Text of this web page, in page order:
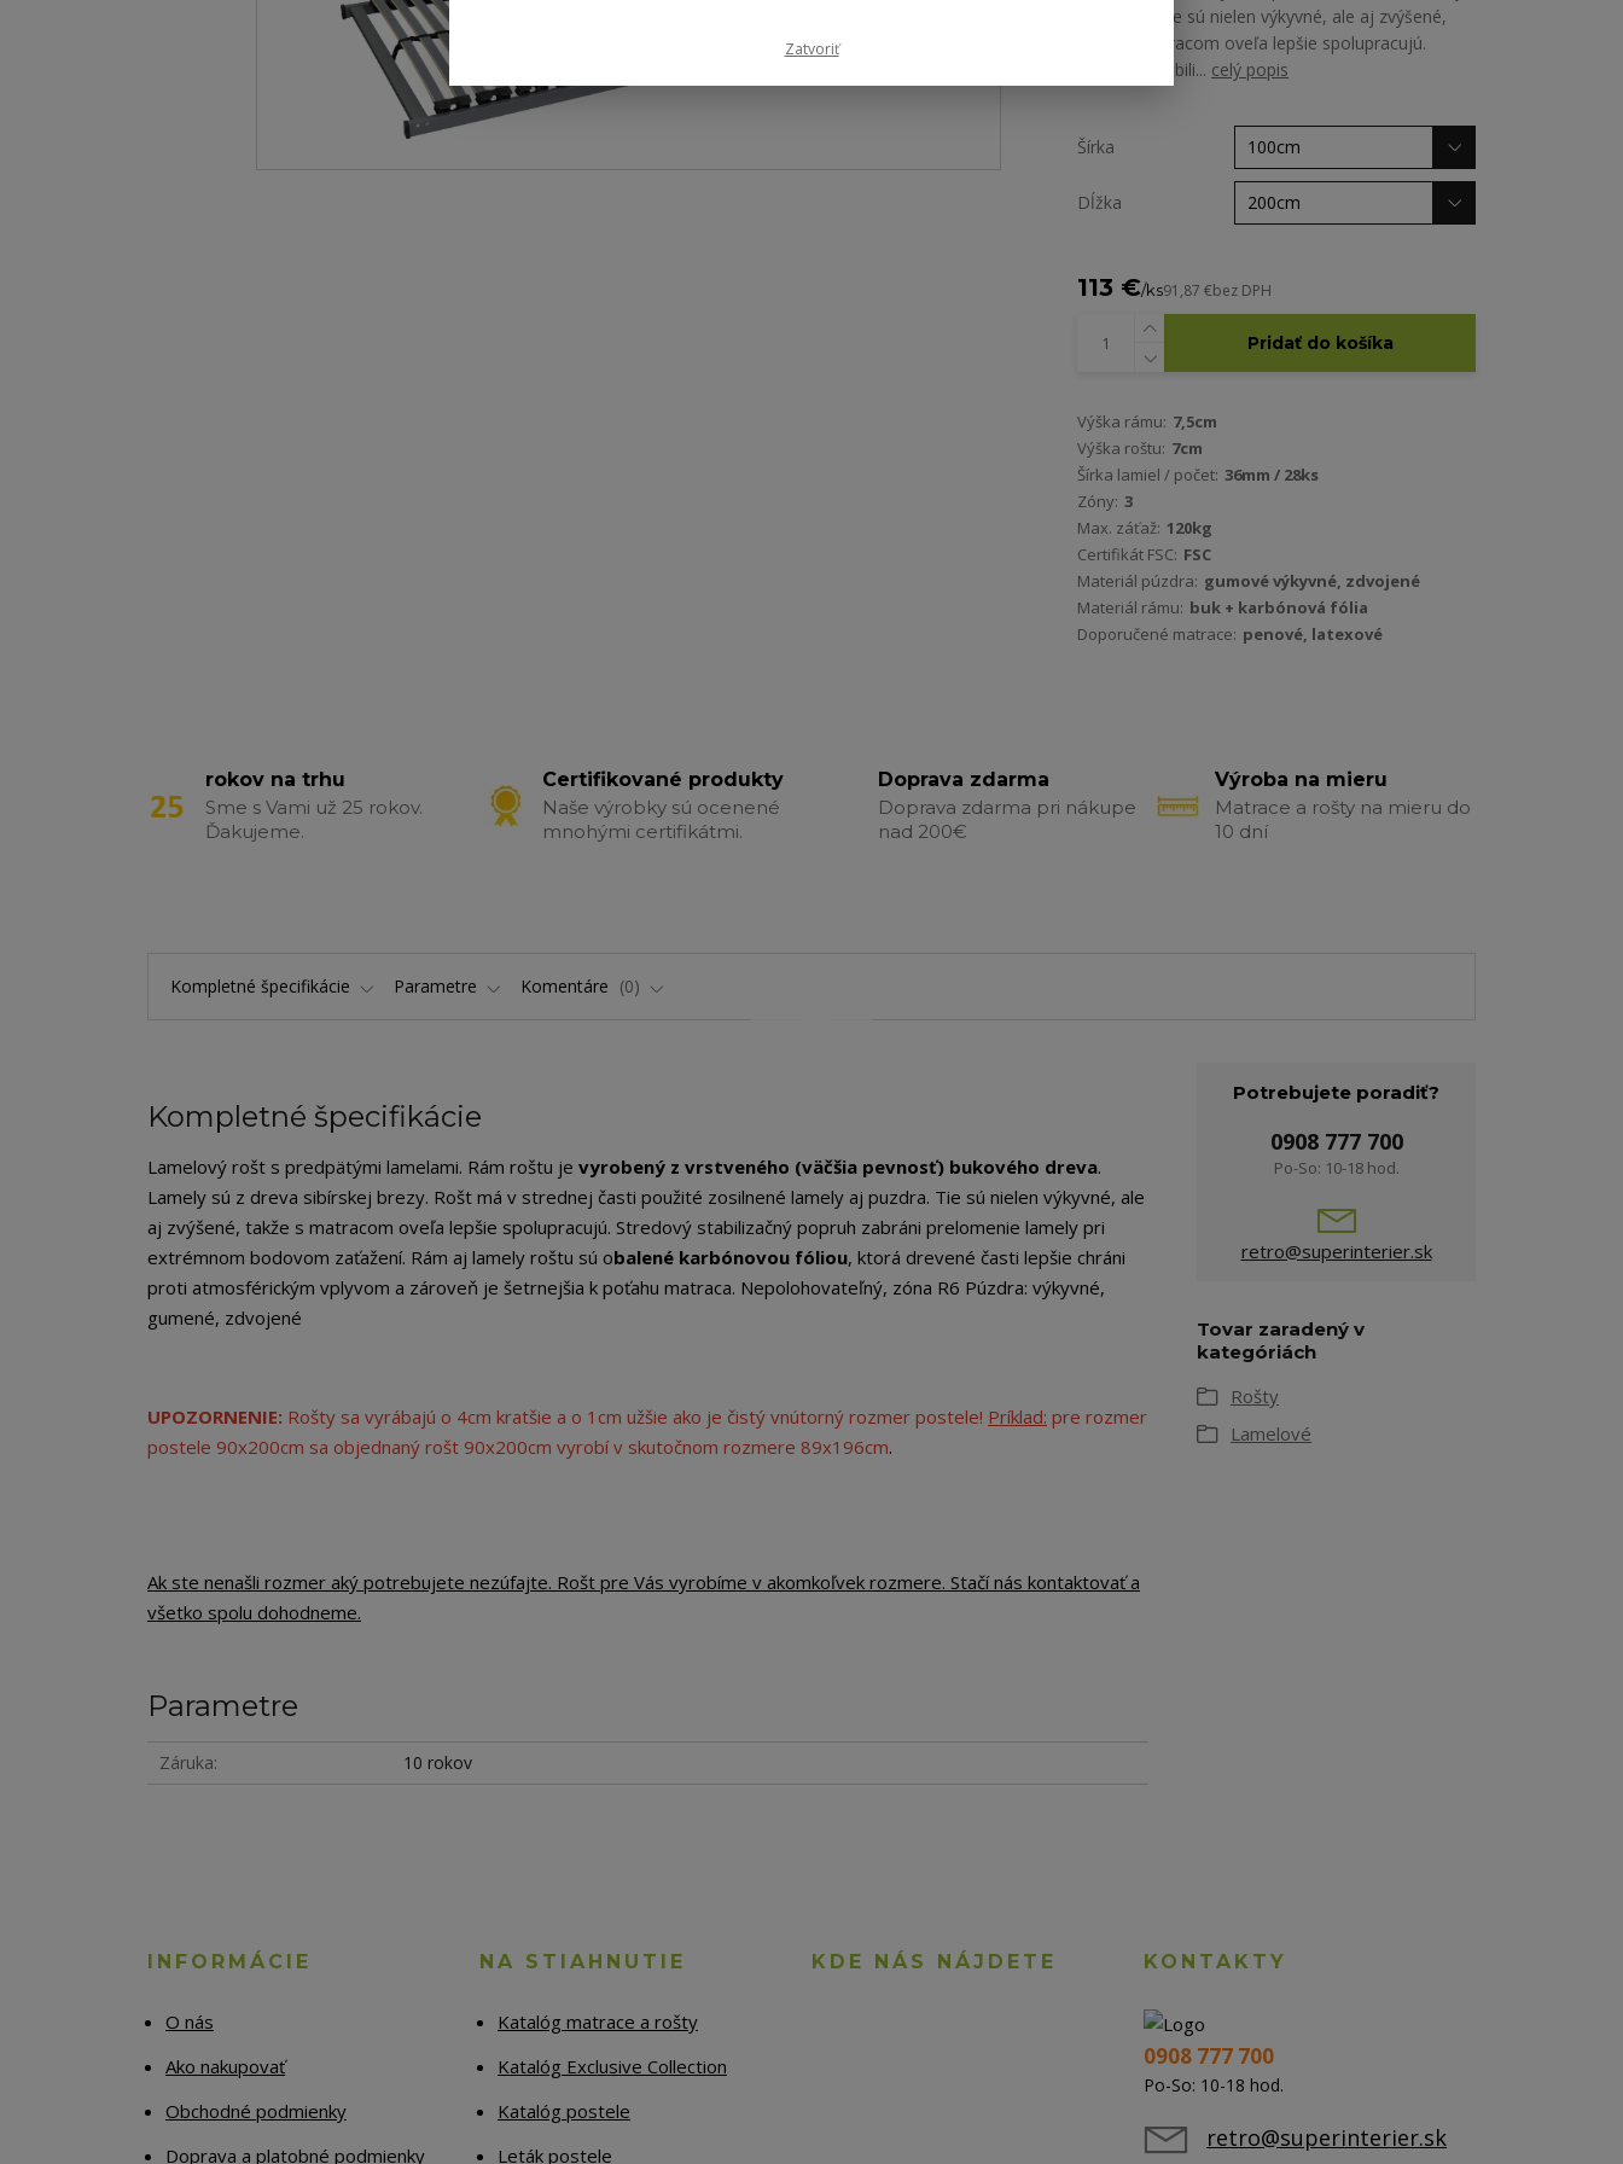
aj puzdra. Tie sú nielen výkyvné, ale aj zvýšené,
takže s matracom oveľa lepšie spolupracujú.
Stredový stabili... celý popis
Šírka
Dĺžka
113 €/ks91,87 €bez DPH
Pridať do košíka
Výška rámu: 7,5cm
Výška roštu: 7cm
Šírka lamiel / počet: 36mm / 28ks
Zóny: 3
Max. záťaž: 120kg
Certifikát FSC: FSC
Materiál púzdra: gumové výkyvné, zdvojené
Materiál rámu: buk + karbónová fólia
Doporučené matrace: penové, latexové
rokov na trhu
Sme s Vami už 25 rokov.
Ďakujeme.
Certifikované produkty
Naše výrobky sú ocenené
mnohými certifikátmi.
Doprava zdarma
Doprava zdarma pri nákupe
nad 200€
Výroba na mieru
Matrace a rošty na mieru do
10 dní
Kompletné špecifikácie Parametre Komentáre 0
Kompletné špecifikácie
Lamelový rošt s predpätými lamelami. Rám roštu je vyrobený z vrstveného (väčšia pevnosť) bukového dreva.
Lamely sú z dreva sibírskej brezy. Rošt má v strednej časti použité zosilnené lamely aj puzdra. Tie sú nielen výkyvné, ale
aj zvýšené, takže s matracom oveľa lepšie spolupracujú. Stredový stabilizačný popruh zabráni prelomenie lamely pri
extrémnom bodovom zaťažení. Rám aj lamely roštu sú obalené karbónovou fóliou, ktorá drevené časti lepšie chráni
proti atmosférickým vplyvom a zároveň je šetrnejšia k poťahu matraca. Nepolohovateľný, zóna R6 Púzdra: výkyvné,
gumené, zdvojené
UPOZORNENIE: Rošty sa vyrábajú o 4cm kratšie a o 1cm užšie ako je čistý vnútorný rozmer postele! Príklad: pre rozmer
postele 90x200cm sa objednaný rošt 90x200cm vyrobí v skutočnom rozmere 89x196cm.
Ak ste nenašli rozmer aký potrebujete nezúfajte. Rošt pre Vás vyrobíme v akomkoľvek rozmere. Stačí nás kontaktovať a
všetko spolu dohodneme.
Parametre
Záruka 10 rokov
Potrebujete poradiť?
0908 777 700
Po-So: 10-18 hod.
retro@superinterier.sk
Tovar zaradený v
kategóriách
Rošty
Lamelové
INFORMÁCIE
O nás
Ako nakupovať
Obchodné podmienky
Doprava a platobné podmienky
NA STIAHNUTIE
Katalóg matrace a rošty
Katalóg Exclusive Collection
Katalóg postele
Leták postele
KDE NÁS NÁJDETE KONTAKTY
0908 777 700
Po-So: 10-18 hod.
retro@superinterier.sk
Zatvoriť